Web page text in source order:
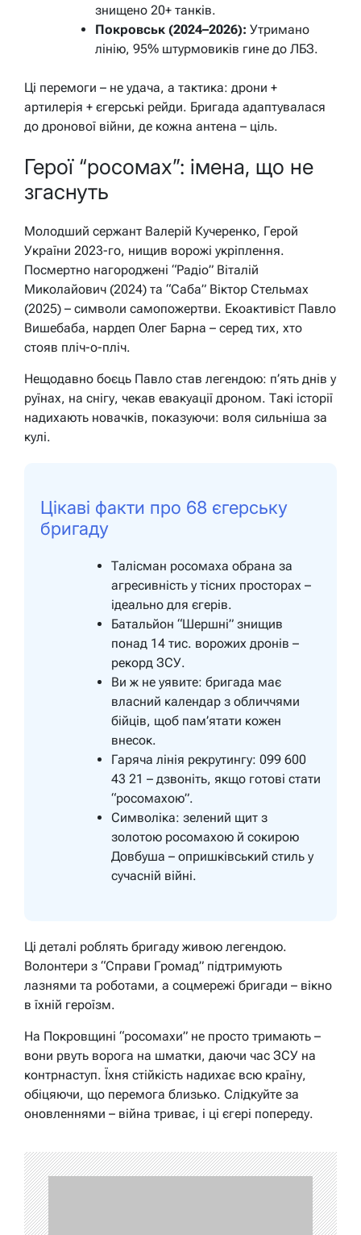
знищено 20+ танків.
Покровськ (2024–2026): Утримано
лінію, 95% штурмовиків гине до ЛБЗ.
Ці перемоги – не удача, а тактика: дрони +
артилерія + єгерські рейди. Бригада адаптувалася
до дронової війни, де кожна антена – ціль.
Герої “росомах”: імена, що не
згаснуть
Молодший сержант Валерій Кучеренко, Герой
України 2023-го, нищив ворожі укріплення.
Посмертно нагороджені “Радіо” Віталій
Миколайович (2024) та “Саба” Віктор Стельмах
(2025) – символи самопожертви. Екоактивіст Павло
Вишебаба, нардеп Олег Барна – серед тих, хто
стояв пліч-о-пліч.
Нещодавно боєць Павло став легендою: п’ять днів у
руїнах, на снігу, чекав евакуації дроном. Такі історії
надихають новачків, показуючи: воля сильніша за
кулі.
Цікаві факти про 68 єгерську
бригаду
Талісман росомаха обрана за
агресивність у тісних просторах –
ідеально для єгерів.
Батальйон “Шершні” знищив
понад 14 тис. ворожих дронів –
рекорд ЗСУ.
Ви ж не уявите: бригада має
власний календар з обличчями
бійців, щоб пам’ятати кожен
внесок.
Гаряча лінія рекрутингу: 099 600
43 21 – дзвоніть, якщо готові стати
“росомахою”.
Символіка: зелений щит з
золотою росомахою й сокирою
Довбуша – опришківський стиль у
сучасній війні.
Ці деталі роблять бригаду живою легендою.
Волонтери з “Справи Громад” підтримують
лазнями та роботами, а соцмережі бригади – вікно
в їхній героїзм.
На Покровщині “росомахи” не просто тримають –
вони рвуть ворога на шматки, даючи час ЗСУ на
контрнаступ. Їхня стійкість надихає всю країну,
обіцяючи, що перемога близько. Слідкуйте за
оновленнями – війна триває, і ці єгері попереду.